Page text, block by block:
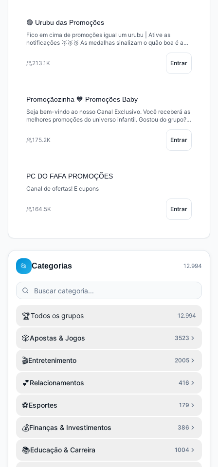
🟣 Urubu das Promoções
Fico em cima de promoções igual um urubu | Ative as
notificações 🥇🥈🥉 As medalhas sinalizam o quão boa é a
213.1K
Entrar
Promoçãozinha 💙 Promoções Baby
Seja bem-vindo ao nosso Canal Exclusivo. Você receberá as
melhores promoções do universo infantil. Gostou do grupo?
175.2K
Entrar
PC DO FAFA PROMOÇÕES
Canal de ofertas! E cupons
164.5K Entrar
📂 Categorias 12.994
🏆Todos os grupos 12.994
🎲Apostas & Jogos 3523
🎬Entretenimento 2005
💕Relacionamentos 416
⚽Esportes 179
💰Finanças & Investimentos 386
📚Educação & Carreira 1004